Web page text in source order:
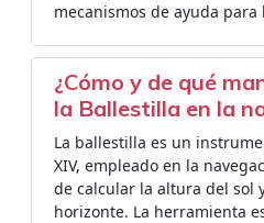
mecanismos de ayuda para
¿Cómo y de qué
la Ballestilla en la
La ballestilla es un
XIV, empleado en la
de calcular la altura del sol
horizonte. La herramienta